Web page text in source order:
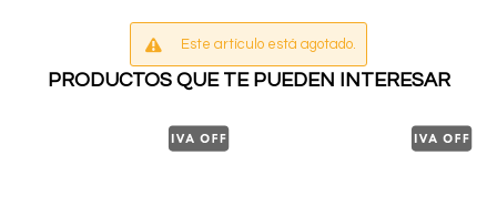
Este artículo está agotado.
PRODUCTOS QUE TE PUEDEN INTERESAR